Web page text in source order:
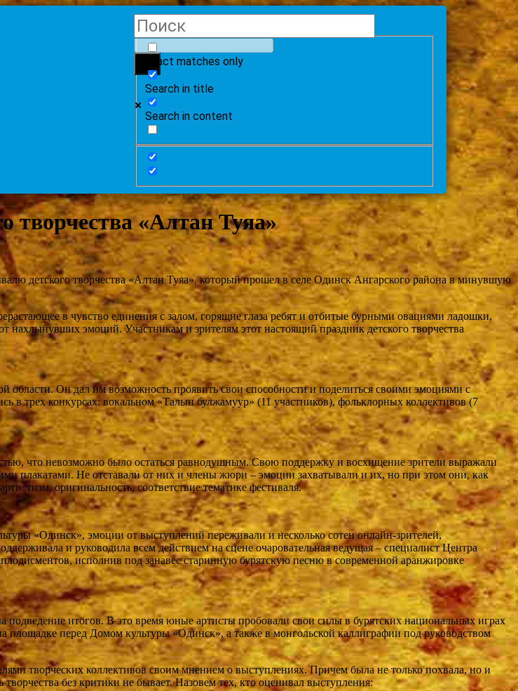
Exact matches only
Search in title
Search in content
творчества «Алтан Туяа»
детского творчества «Алтан Туяа», который прошел в селе Одинск Ангарского района в минувшую
в чувство единения с залом, горящие глаза ребят и отбитые бурными овациями ладошки,
нахлынувших эмоций. Участникам и зрителям этот настоящий праздник детского творчества
области. Он дал им возможность проявить свои способности и поделиться своими эмоциями с
трех конкурсах: вокальном «Талын булжамуур» (11 участников), фольклорных коллективов (7
что невозможно было остаться равнодушным. Свою поддержку и восхищение зрители выражали
плакатами. Не отставали от них и члены жюри – эмоции захватывали и их, но при этом они, как
оригинальность, соответствие тематике фестиваля.
«Одинск», эмоции от выступлений переживали и несколько сотен онлайн-зрителей,
и руководила всем действием на сцене очаровательная ведущая – специалист Центра
исполнив под занавес старинную бурятскую песню в современной аранжировке
итогов. В это время юные артисты пробовали свои силы в бурятских национальных играх
площадке перед Домом культуры «Одинск», а также в монгольской каллиграфии под руководством
творческих коллективов своим мнением о выступлениях. Причем была не только похвала, но и
без критики не бывает. Назовем тех, кто оценивал выступления: